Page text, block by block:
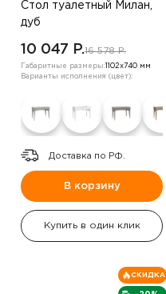
Стол туалетный Милан,
дуб
10 047 P.16 578 P.
Габаритные размеры: 1102х740 мм
Варианты исполнения (цвет):
Доставка по РФ.
В корзину
Купить в один клик
СКИДКА